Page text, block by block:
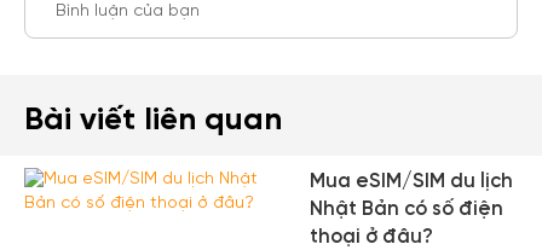
Bình luận của bạn
Bài viết liên quan
Mua eSIM/SIM du lịch
Nhật Bản có số điện
thoại ở đâu?